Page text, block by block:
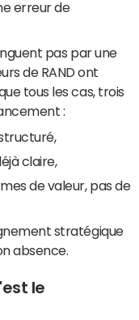
erreur de
pas par une
de RAND ont
tous les cas, trois
:
claire,
de valeur, pas de
stratégique
absence.
le